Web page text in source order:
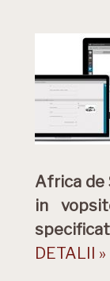
Africa de
in
DETALII »